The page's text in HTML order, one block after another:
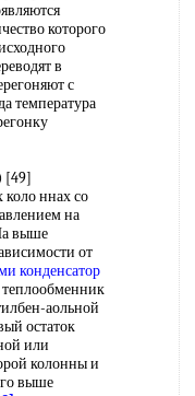
которого
в
с
температура
[49]
ннах со
на
выше
от
конденсатор
аольной
остаток
или
колонны и
выше